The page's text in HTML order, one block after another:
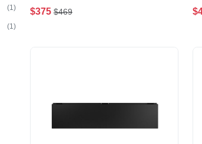
(1)
(1)
$375 $469